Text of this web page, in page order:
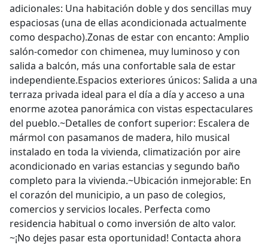
adicionales: Una habitación doble y dos sencillas muy
espaciosas (una de ellas acondicionada actualmente
como despacho).Zonas de estar con encanto: Amplio
salón-comedor con chimenea, muy luminoso y con
salida a balcón, más una confortable sala de estar
independiente.Espacios exteriores únicos: Salida a una
terraza privada ideal para el día a día y acceso a una
enorme azotea panorámica con vistas espectaculares
del pueblo.~Detalles de confort superior: Escalera de
mármol con pasamanos de madera, hilo musical
instalado en toda la vivienda, climatización por aire
acondicionado en varias estancias y segundo baño
completo para la vivienda.~Ubicación inmejorable: En
el corazón del municipio, a un paso de colegios,
comercios y servicios locales. Perfecta como
residencia habitual o como inversión de alto valor.
~¡No dejes pasar esta oportunidad! Contacta ahora